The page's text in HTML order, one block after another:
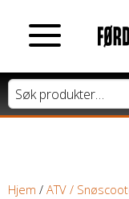
MOTORSYKLER
Lett
Hjem / ATV /